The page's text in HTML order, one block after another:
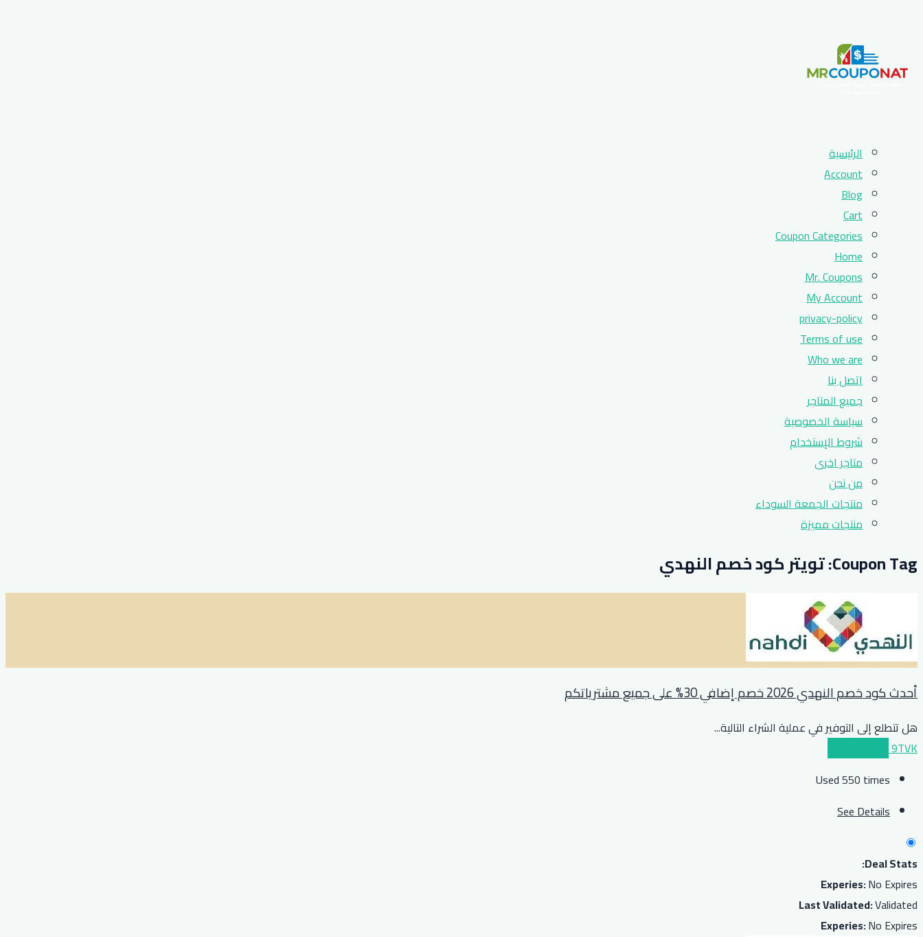
الرئيسية
Account
Blog
Cart
Coupon Categories
Home
Mr. Coupons
My Account
privacy-policy
Terms of use
Who we are
اتصل بنا
جميع المتاجر
سياسة الخصوصية
شروط الإستخدام
متاجر اخرى
من نحن
منتجات الجمعة السوداء
منتجات مميزة
Coupon Tag: تويتر كود خصم النهدي
أحدث كود خصم النهدي 2026 خصم إضافي 30% على جميع مشترياتكم
هل تتطلع إلى التوفير في عملية الشراء التالية...
9TVK
Used 550 times
See Details
Deal Stats:
Experies:No Expires
Last Validated:Validated
Experies:No Expires